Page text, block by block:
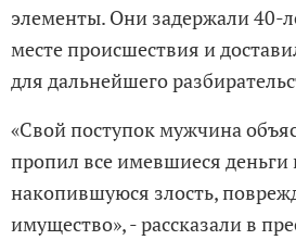
элементы. Они задержали 40-
месте происшествия и
для дальнейшего
«Свой поступок мужчина
пропил все имевшиеся
накопившуюся злость,
имущество», - рассказали в